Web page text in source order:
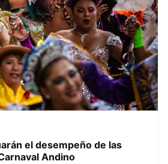
el desempeño de las
Andino